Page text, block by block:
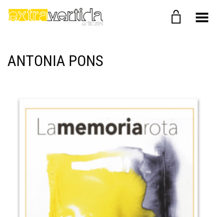
Menú
ANTONIA PONS